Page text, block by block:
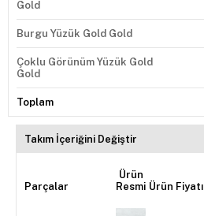
Gold
Burgu Yüzük Gold Gold
Çoklu Görünüm Yüzük Gold
Gold
Toplam
Takım İçeriğini Değiştir
Parçalar
Ürün
Resmi Ürün Fiyatı